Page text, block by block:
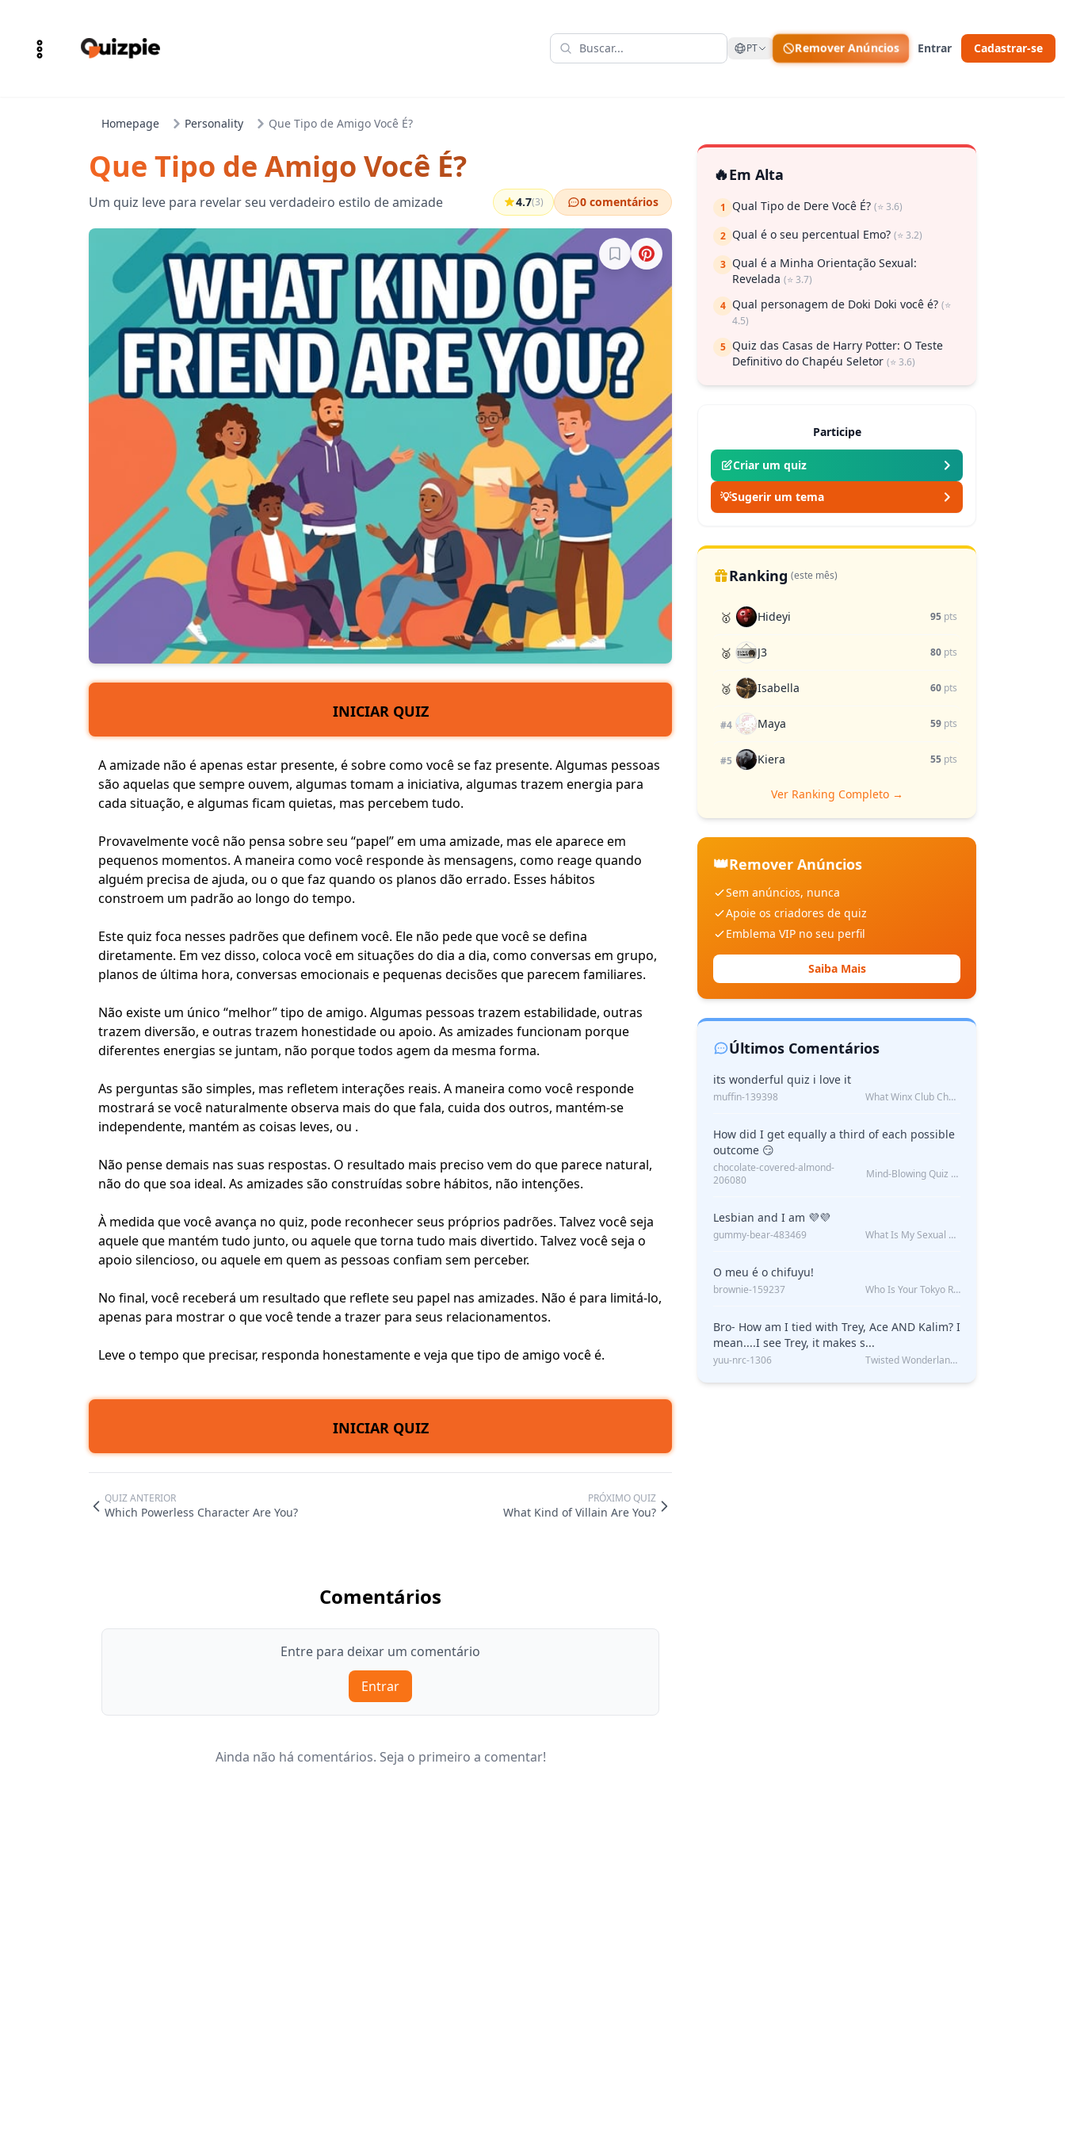
PT Remover Anúncios Entrar Cadastrar-se
Homepage Personality Que Tipo de Amigo Você É?
Que Tipo de Amigo Você É?
Um quiz leve para revelar seu verdadeiro estilo de amizade 4.7(3) 0 comentários
Entre para salvar
INICIAR QUIZ
A amizade não é apenas estar presente, é sobre como você se faz presente. Algumas pessoas
são aquelas que sempre ouvem, algumas tomam a iniciativa, algumas trazem energia para
cada situação, e algumas ficam quietas, mas percebem tudo.
Provavelmente você não pensa sobre seu “papel” em uma amizade, mas ele aparece em
pequenos momentos. A maneira como você responde às mensagens, como reage quando
alguém precisa de ajuda, ou o que faz quando os planos dão errado. Esses hábitos
constroem um padrão ao longo do tempo.
Este quiz foca nesses padrões que definem você. Ele não pede que você se defina
diretamente. Em vez disso, coloca você em situações do dia a dia, como conversas em grupo,
planos de última hora, conversas emocionais e pequenas decisões que parecem familiares.
Não existe um único “melhor” tipo de amigo. Algumas pessoas trazem estabilidade, outras
trazem diversão, e outras trazem honestidade ou apoio. As amizades funcionam porque
diferentes energias se juntam, não porque todos agem da mesma forma.
As perguntas são simples, mas refletem interações reais. A maneira como você responde
mostrará se você naturalmente observa mais do que fala, cuida dos outros, mantém-se
independente, mantém as coisas leves, ou .
Não pense demais nas suas respostas. O resultado mais preciso vem do que parece natural,
não do que soa ideal. As amizades são construídas sobre hábitos, não intenções.
À medida que você avança no quiz, pode reconhecerseus próprios padrões. Talvez você seja
aquele que mantém tudo junto, ou aquele que torna tudo mais divertido. Talvez você seja o
apoio silencioso, ou aquele em quem as pessoas confiam sem perceber.
No final, você receberá um resultado que reflete seu papel nas amizades. Não é para limitá-lo,
apenas para mostrar o que você tende a trazer para seus relacionamentos.
Leve o tempo que precisar, responda honestamente e veja que tipo de amigo você é.
INICIAR QUIZ
QUIZ ANTERIOR
Which Powerless Character Are You?
PRÓXIMO QUIZ
What Kind of Villain Are You?
Comentários
Entre para deixar um comentário
Entrar
Ainda não há comentários. Seja o primeiro a comentar!
🔥Em Alta
1 Qual Tipo de Dere Você É? (⭐ 3.6)
2 Qual é o seu percentual Emo? (⭐ 3.2)
3 Qual é a Minha Orientação Sexual:
Revelada (⭐ 3.7)
4 Qual personagem de Doki Doki você é? (⭐
4.5)
5 Quiz das Casas de Harry Potter: O Teste
Definitivo do Chapéu Seletor (⭐ 3.6)
Participe
Criar um quiz
💡Sugerir um tema
Ranking (este mês)
🥇 Hideyi 95 pts
🥈 J3 80 pts
🥉 Isabella 60 pts
#4 Maya 59 pts
#5 Kiera 55 pts
Ver Ranking Completo →
👑Remover Anúncios
Sem anúncios, nunca
Apoie os criadores de quiz
Emblema VIP no seu perfil
Saiba Mais
Últimos Comentários
its wonderful quiz i love it
muffin-139398 What Winx Club Character Are You?
How did I get equally a third of each possible
outcome 😏
chocolate-covered-almond-
206080
Mind-Blowing Quiz Reveals: Will I Be Alone Forever?
Lesbian and I am 💜💜
gummy-bear-483469 What Is My Sexual Orientation: Uncovered
O meu é o chifuyu!
brownie-159237 Who Is Your Tokyo Revengers Boyfriend?
Bro- How am I tied with Trey, Ace AND Kalim? I
mean....I see Trey, it makes s...
yuu-nrc-1306 Twisted Wonderland Kin Quiz